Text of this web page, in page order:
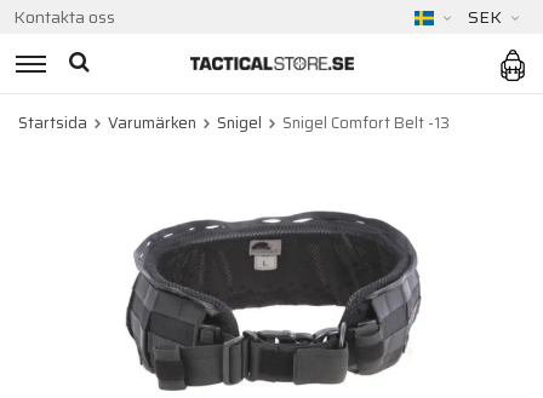
Kontakta oss SEK
Startsida Varumärken Snigel Snigel Comfort Belt -13